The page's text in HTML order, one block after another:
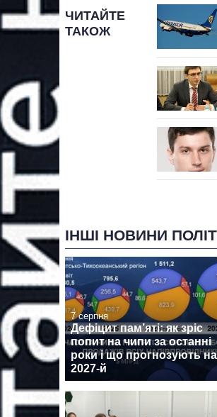
ЧИТАЙТЕ
ТАКОЖ
ІНШІ НОВИНИ
7 серпня
Дефіцит пам’яті: як зріс
попит на чипи за останні
роки і що прогнозують на
2027-й